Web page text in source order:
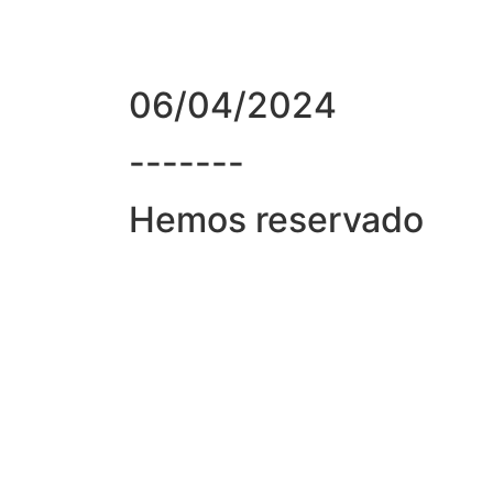
06/04/2024
-------
Hemos reservado